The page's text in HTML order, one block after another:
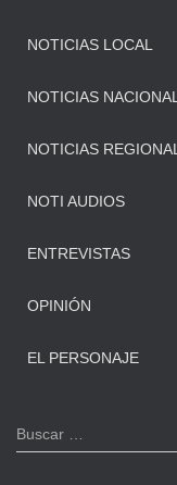
NOTICIAS LOCAL
NOTICIAS NACIONAL
NOTICIAS REGIONAL
NOTI AUDIOS
ENTREVISTAS
OPINIÓN
EL PERSONAJE
B
u
Buscar …